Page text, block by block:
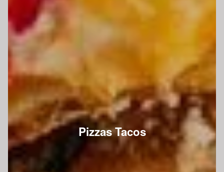
Pizzas Tacos